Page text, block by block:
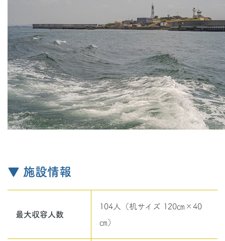
▼ 施設情報
最大収容人数
104人（机サイズ 120㎝×40
㎝）